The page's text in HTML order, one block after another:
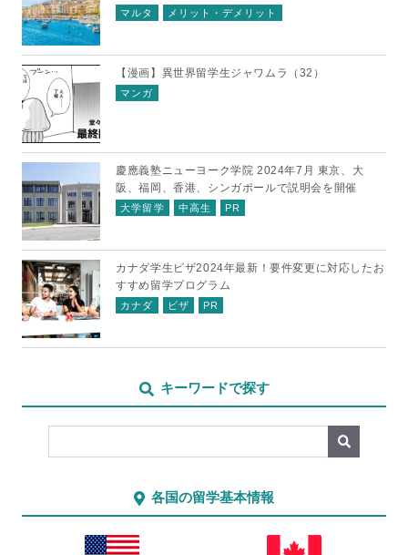
マルタ メリット・デメリット
【漫画】異世界留学生ジャワムラ（32）
マンガ
慶應義塾ニューヨーク学院 2024年7月 東京、大
阪、福岡、香港、シンガポールで説明会を開催
大学留学 中高生 PR
カナダ学生ビザ2024年最新！要件変更に対応したお
すすめ留学プログラム
カナダ ビザ PR
キーワードで探す
各国の留学基本情報